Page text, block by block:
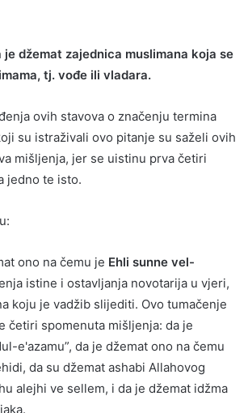
je džemat zajednica muslimana koja se
tj. vođe ili vladara.
ovih stavova o značenju termina
su istraživali ovo pitanje su saželi ovih
mišljenja, jer se uistinu prva četiri
jedno te isto.
ono na čemu je Ehli sunne vel-
istine i ostavljanja novotarija u vjeri,
koju je vadžib slijediti. Ovo tumačenje
četiri spomenuta mišljenja: da je
e'azamu”, da je džemat ono na čemu
da su džemat ashabi Allahovog
alejhi ve sellem, i da je džemat idžma